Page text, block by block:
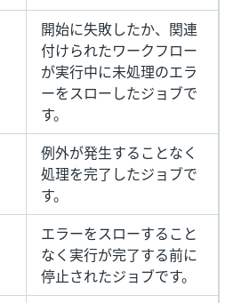
開始に失敗したか、関連
付けられたワークフロー
が実行中に未処理のエラ
ーをスローしたジョブで
す。
例外が発生することなく
処理を完了したジョブで
す。
エラーをスローすること
なく実行が完了する前に
停止されたジョブです。